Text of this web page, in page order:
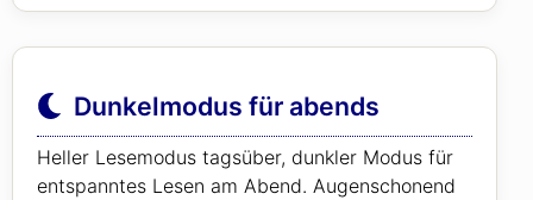
Dunkelmodus für abends
Heller Lesemodus tagsüber, dunkler Modus für
entspanntes Lesen am Abend. Augenschonend